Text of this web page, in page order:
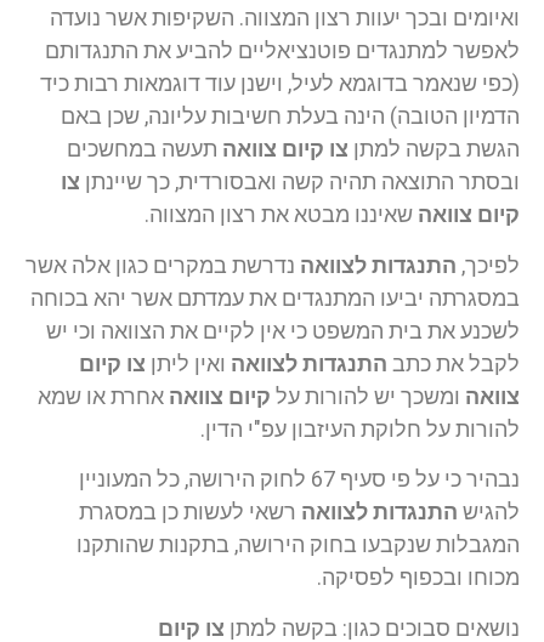
ואיומים ובכך יעוות רצון המצווה. השקיפות אשר נועדה
לאפשר למתנגדים פוטנציאליים להביע את התנגדותם
(כפי שנאמר בדוגמא לעיל, וישנן עוד דוגמאות רבות כיד
הדמיון הטובה) הינה בעלת חשיבות עליונה, שכן באם
הגשת בקשה למתן צו קיום צוואה תעשה במחשכים
ובסתר התוצאה תהיה קשה ואבסורדית, כך שיינתן צו
קיום צוואה שאיננו מבטא את רצון המצווה.
לפיכך, התנגדות לצוואה נדרשת במקרים כגון אלה אשר
במסגרתה יביעו המתנגדים את עמדתם אשר יהא בכוחה
לשכנע את בית המשפט כי אין לקיים את הצוואה וכי יש
לקבל את כתב התנגדות לצוואה ואין ליתן צו קיום
צוואה ומשכך יש להורות על קיום צוואה אחרת או שמא
להורות על חלוקת העיזבון עפ"י הדין.
נבהיר כי על פי סעיף 67 לחוק הירושה, כל המעוניין
להגיש התנגדות לצוואה רשאי לעשות כן במסגרת
המגבלות שנקבעו בחוק הירושה, בתקנות שהותקנו
מכוחו ובכפוף לפסיקה.
נושאים סבוכים כגון: בקשה למתן צו קיום